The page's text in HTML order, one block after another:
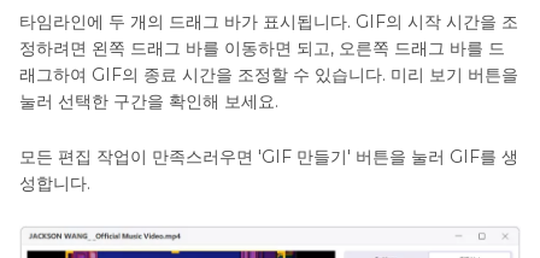
타임라인에 두 개의 드래그 바가 표시됩니다. GIF의 시작 시간을 조
정하려면 왼쪽 드래그 바를 이동하면 되고, 오른쪽 드래그 바를 드
래그하여 GIF의 종료 시간을 조정할 수 있습니다. 미리 보기 버튼을
눌러 선택한 구간을 확인해 보세요.
모든 편집 작업이 만족스러우면 'GIF 만들기' 버튼을 눌러 GIF를 생
성합니다.